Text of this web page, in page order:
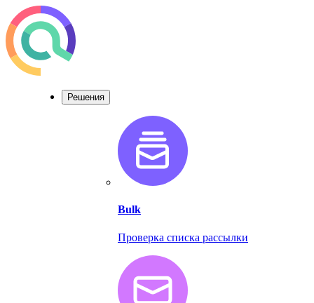
Решения
Bulk
Проверка списка рассылки